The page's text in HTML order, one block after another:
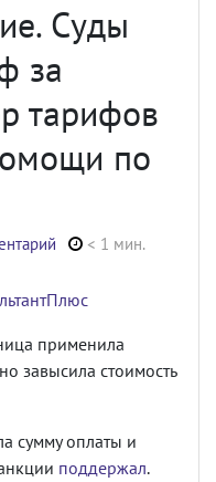
Суды
за
тарифов
по
< 1 мин.
применила
завысила стоимость
сумму оплаты и
поддержал.